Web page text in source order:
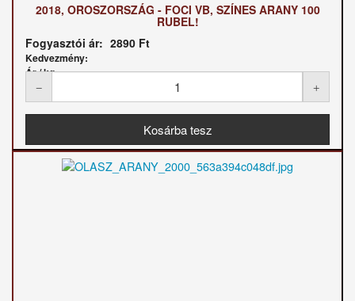
2018, OROSZORSZÁG - FOCI VB, SZÍNES ARANY 100
RUBEL!
Fogyasztói ár: 2890 Ft
Kedvezmény:
Ár / kg: